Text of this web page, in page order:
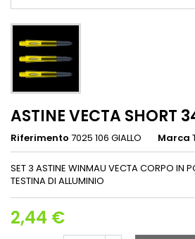
ASTINE VECTA SHORT
Riferimento 7025 106 GIALLO Marca
SET 3 ASTINE WINMAU VECTA CORPO IN
TESTINA DI ALLUMINIO
2,44 €